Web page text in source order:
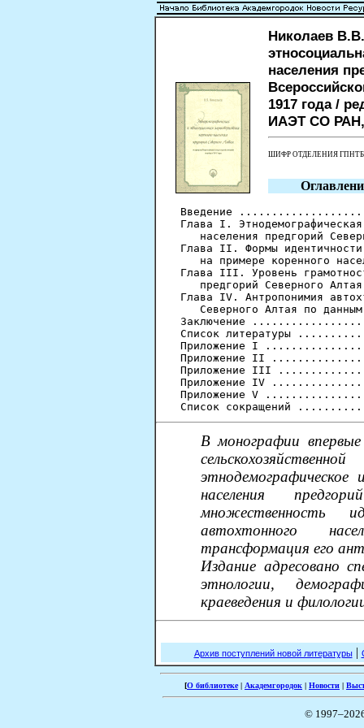
Николаев
населения
1917 года /
ИАЭТ СО РАН,
ШИФР ОТДЕЛЕНИЯ
Введение
Глава I.
населения предгорий
Глава II. Формы
на примере коренного
Глава III. Уровень
предгорий Северного
Глава IV. Антропонимия
Северного Алтая по
Заключение
Список литературы
Приложение I
Приложение II
Приложение III
Приложение IV
Приложение V
В монографии впервые
этнодемографическое
населения
множественность
автохтонного
трансформация его
Издание адресовано
этнологии,
краеведения и
Архив поступлений новой литературы|
[О библиотеке| Академгородок | Новости |
©